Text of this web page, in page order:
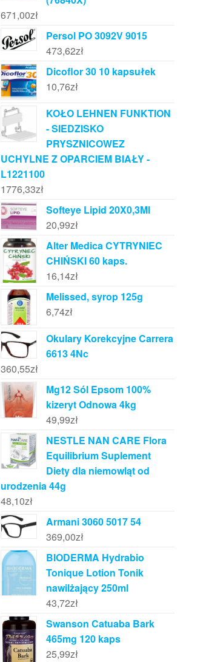
671,00zł
Persol PO 3092V 9015
473,62zł
Dicoflor 30 10 kapsułek
10,76zł
KOŁO LEHNEN FUNKTION
- SIEDZISKO
PRYSZNICOWEZ
UCHYLNE Z OPARCIEM BIAŁY -
L1221100
1776,33zł
Softeye Lipid 20X0,3Ml
20,99zł
Alter Medica CYTRYNIEC
CHIŃSKI 60 kaps.
16,14zł
Melissed, syrop 125g
6,74zł
Okulary Korekcyjne Carrera
6613 4Nc
360,55zł
Mg12 Sól Epsom 100%
kizeryt Odnowa 4kg
49,99zł
NESTLE NAN CARE Flora
Equilibrium Suplement
Diety dla niemowląt od
urodzenia 44g
48,10zł
Armani 3060 5017 54
369,00zł
BIODERMA Hydrabio
Tonique Lotion Tonik
nawilżający 250ml
43,72zł
Swanson Catuaba Bark
465mg 120 kaps
25,99zł